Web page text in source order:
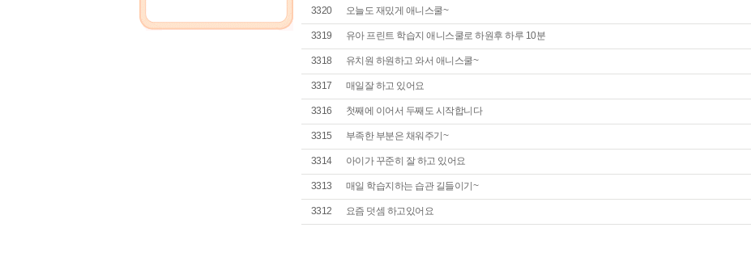
3320 오늘도 재밌게 애니스쿨~
3319 유아 프린트 학습지 애니스쿨로 하원후 하루 10분
3318 유치원 하원하고 와서 애니스쿨~
3317 매일잘 하고 있어요
3316 첫째에 이어서 두째도 시작합니다
3315 부족한 부분은 채워주기~
3314 아이가 꾸준히 잘 하고 있어요
3313 매일 학습지하는 습관 길들이기~
3312 요즘 덧셈 하고있어요